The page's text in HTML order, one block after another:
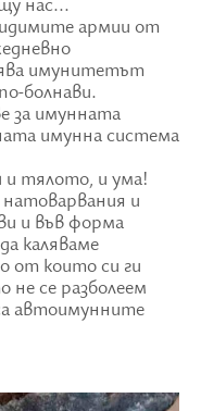
нас...
армии от
имунитетът
болнави.
за имунната
имунна система
и тялото, и ума!
натоварвания и
и във форма
каляваме
от които си ги
не се разболеем
автоимунните